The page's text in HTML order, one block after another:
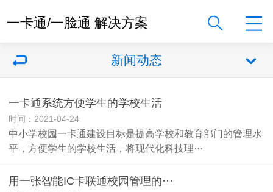
一卡通/一脸通 解决方案
新闻动态
一卡通系统方便学生的学校生活
时间：2021-04-24
中小学校园一卡通建设目标是提高学校和教育部门的管理水
平，方便学生的学校生活，将现代化科技理···
用一张智能IC卡联通校园管理的···